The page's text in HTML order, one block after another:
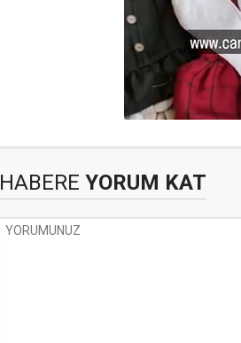
HABERE YORUM KAT